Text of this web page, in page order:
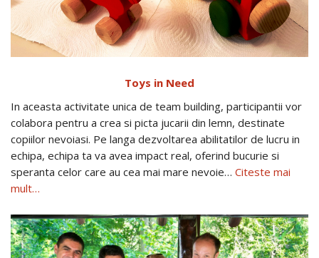
Toys in Need
In aceasta activitate unica de team building, participantii vor
colabora pentru a crea si picta jucarii din lemn, destinate
copiilor nevoiasi. Pe langa dezvoltarea abilitatilor de lucru in
echipa, echipa ta va avea impact real, oferind bucurie si
speranta celor care au cea mai mare nevoie… Citeste mai
mult…